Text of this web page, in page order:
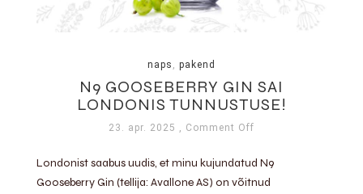
naps , pakend
N9 GOOSEBERRY GIN SAI
LONDONIS TUNNUSTUSE!
23. apr. 2025 , Comment Off
Londonist saabus uudis, et minu kujundatud N9
Gooseberry Gin (tellija: Avallone AS) on võitnud